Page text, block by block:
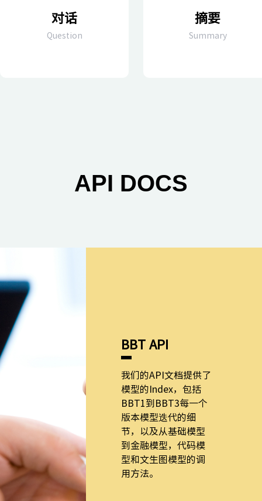
对话
Question
摘要
Summary
API DOCS
BBT API
我们的API文档提供了
模型的Index，包括
BBT1到BBT3每一个
版本模型迭代的细
节，以及从基础模型
到金融模型，代码模
型和文生图模型的调
用方法。